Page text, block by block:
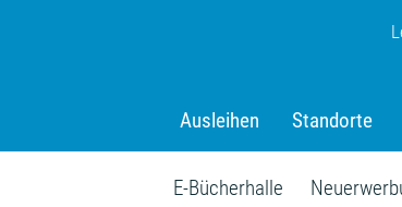
Ausleihen Standorte
E-Bücherhalle